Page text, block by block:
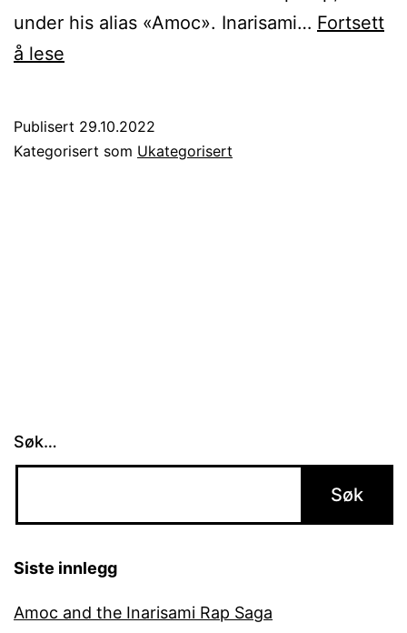
under his alias «Amoc». Inarisami… Fortsett
å lese
Inarisami
Publisert 29.10.2022
Kategorisert som Ukategorisert
Søk…
Siste innlegg
Amoc and the Inarisami Rap Saga